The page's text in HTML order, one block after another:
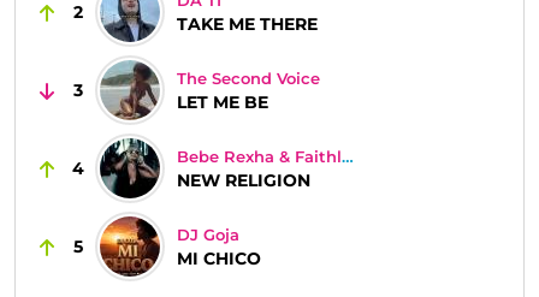
2
TAKE ME THERE
3
The Second Voice
LET ME BE
4
Bebe Rexha & Faithless
NEW RELIGION
5
DJ Goja
MI CHICO